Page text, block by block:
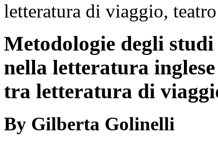
letteratura di viaggio,
Metodologie degli
nella letteratura
tra letteratura di
By Gilberta Golinelli